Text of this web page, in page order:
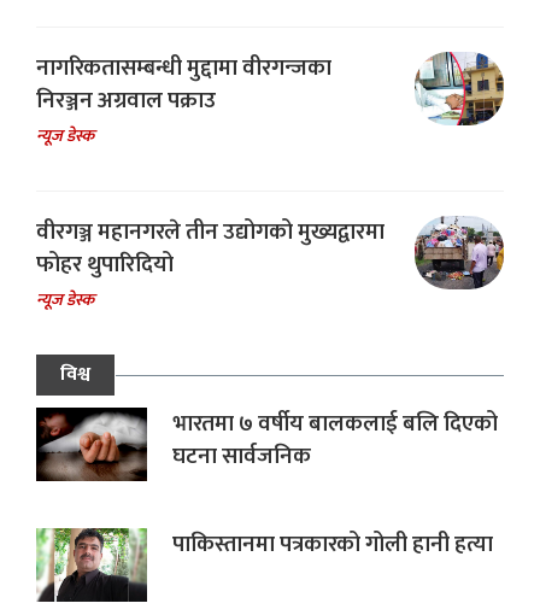
नागरिकतासम्बन्धी मुद्दामा वीरगन्जका
निरञ्जन अग्रवाल पक्राउ
न्यूज डेस्क
वीरगञ्ज महानगरले तीन उद्योगको मुख्यद्वारमा
फोहर थुपारिदियो
न्यूज डेस्क
विश्व
भारतमा ७ वर्षीय बालकलाई बलि दिएको
घटना सार्वजनिक
पाकिस्तानमा पत्रकारको गोली हानी हत्या